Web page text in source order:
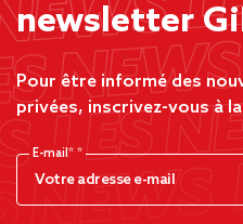
newsletter
Pour être informé des
privées, inscrivez-vous à
E-mail*